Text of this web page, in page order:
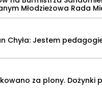
Młodzieżowa Rada
Chyła: Jestem
za plony. Dożynki